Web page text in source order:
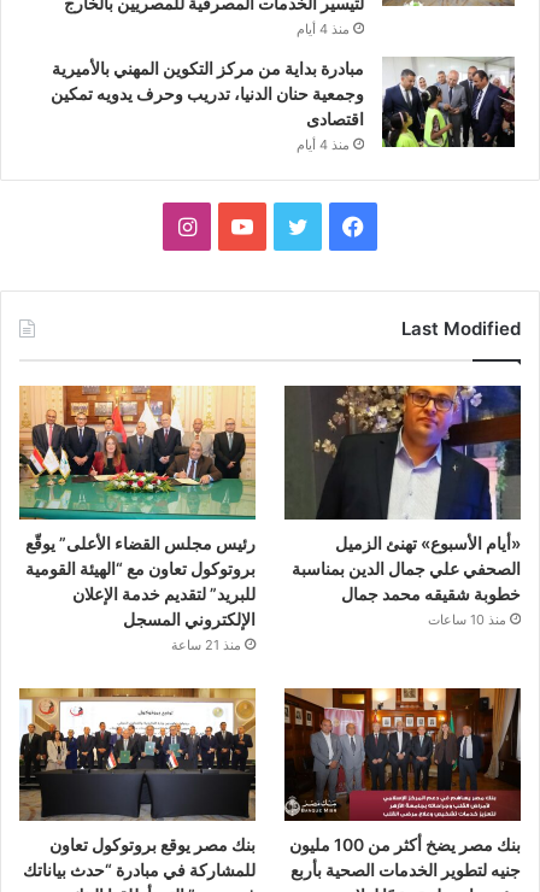
منذ 4 أيام
مبادرة بداية من مركز التكوين المهني بالأميرية
وجمعية حنان الدنيا، تدريب وحرف يدويه تمكين
اقتصادى
منذ 4 أيام
فيسبوك تويتر يوتيوبانستقرام
Last Modified
«أيام الأسبوع» تهنئ الزميل
الصحفي علي جمال الدين بمناسبة
خطوبة شقيقه محمد جمال
منذ 10 ساعات
رئيس مجلس القضاء الأعلى” يوقّع
بروتوكول تعاون مع “الهيئة القومية
للبريد” لتقديم خدمة الإعلان
الإلكتروني المسجل
منذ 21 ساعة
بنك مصر يضخ أكثر من 100 مليون
جنيه لتطوير الخدمات الصحية بأربع
بنك مصر يوقع بروتوكول تعاون
للمشاركة في مبادرة “حدث بياناتك